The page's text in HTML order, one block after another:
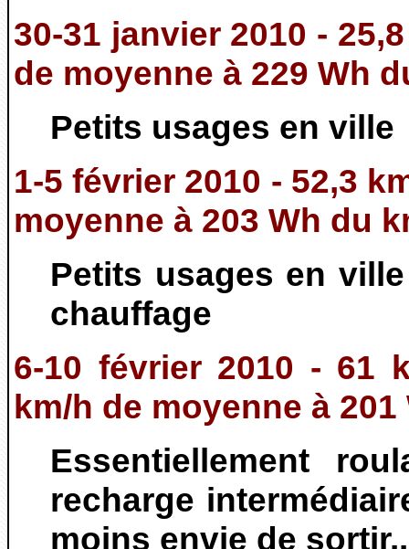
30-31 janvier 2010 -
de moyenne à 229 Wh
Petits usages en ville
1-5 février 2010 - 52,3
moyenne à 203 Wh du
Petits usages en
chauffage
6-10 février 2010 - 61
km/h de moyenne à
Essentiellement
recharge
moins envie de